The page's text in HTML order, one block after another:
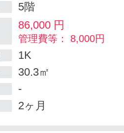
5階
86,000 円
管理費等： 8,000円
1K
30.3㎡
-
2ヶ月